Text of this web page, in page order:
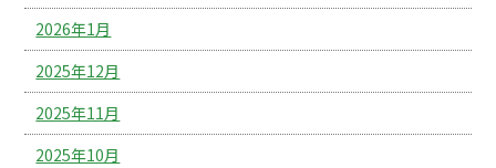
2026年1月
2025年12月
2025年11月
2025年10月